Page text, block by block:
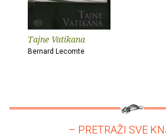
Tajne Vatikana
Bernard Lecomte
– PRETRAŽI SVE